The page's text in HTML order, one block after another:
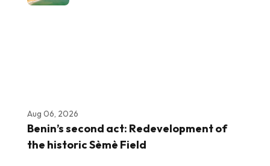
Aug 06, 2026
Benin’s second act: Redevelopment of
the historic Sèmè Field